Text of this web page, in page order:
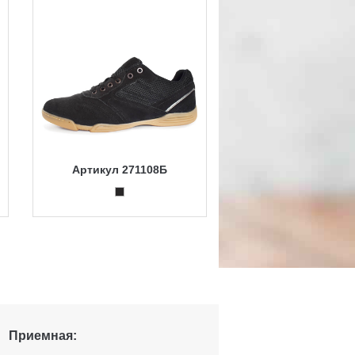
Артикул 271108Б
Приемная: